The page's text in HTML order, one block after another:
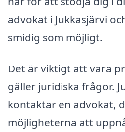
advokat i Jukkasjärvi
smidig som möjligt.
Det är viktigt att vara
gäller juridiska frågor.
kontaktar en advokat,
möjligheterna att